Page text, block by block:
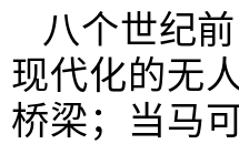
八个世纪
现代化的无
桥梁；当马